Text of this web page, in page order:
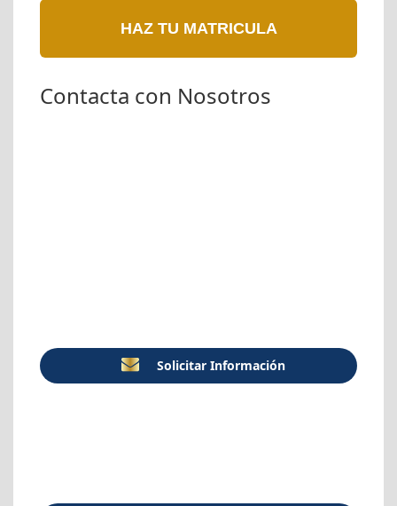
HAZ TU MATRICULA
Contacta con Nosotros
Solicitar Información